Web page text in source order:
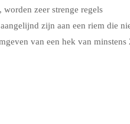
zeer strenge regels
zijn aan een riem die
van een hek van minstens